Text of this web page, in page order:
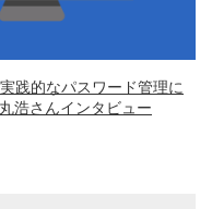
践的なパスワード管理に
浩さんインタビュー